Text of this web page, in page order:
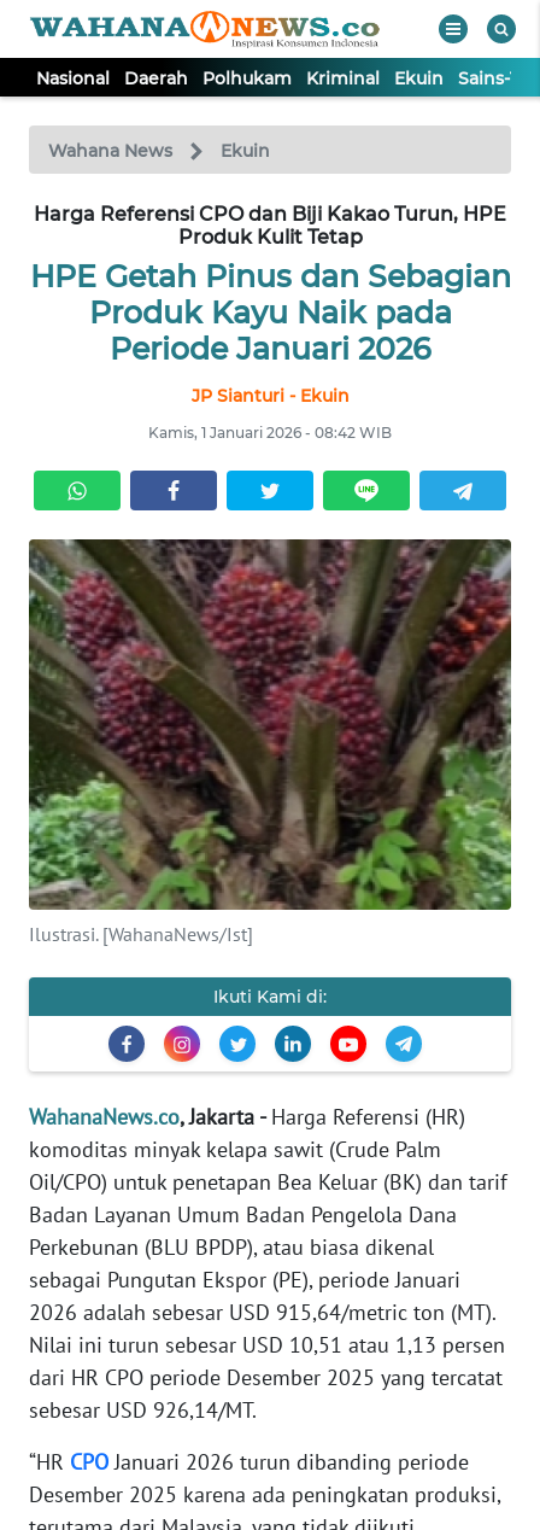
Nasional Daerah Polhukam Kriminal Ekuin Sains-
Wahana News Ekuin
Harga Referensi CPO dan Biji Kakao Turun, HPE
Produk Kulit Tetap
HPE Getah Pinus dan Sebagian
Produk Kayu Naik pada
Periode Januari 2026
JP Sianturi - Ekuin
Kamis, 1 Januari 2026 - 08:42 WIB
Ilustrasi. [WahanaNews/Ist]
Ikuti Kami di:
WahanaNews.co, Jakarta -Harga Referensi (HR)
komoditas minyak kelapa sawit (Crude Palm
Oil/CPO) untuk penetapan Bea Keluar (BK) dan tarif
Badan Layanan Umum Badan Pengelola Dana
Perkebunan (BLU BPDP), atau biasa dikenal
sebagai Pungutan Ekspor (PE), periode Januari
2026 adalah sebesar USD 915,64/metric ton (MT).
Nilai ini turun sebesar USD 10,51 atau 1,13 persen
dari HR CPO periode Desember 2025 yang tercatat
sebesar USD 926,14/MT.
“HR CPO Januari 2026 turun dibanding periode
Desember 2025 karena ada peningkatan produksi,
TV
Tutup
NASIONAL
DAERAH
POLHUKAM
EKUIN
SAINS-TEKNO
KESEHATAN
INTERNASIONAL
SERBA-SERBI
PENDIDIKAN
OLAHRAGA
EDITORIAL
INDEKS
KAMI
INFO
IKLAN
TENTANG
PEDOMAN
MEDIA